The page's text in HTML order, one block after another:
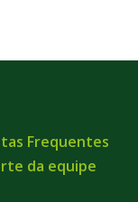
Frequentes
da equipe